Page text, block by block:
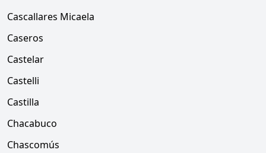
Cascallares Micaela
Caseros
Castelar
Castelli
Castilla
Chacabuco
Chascomús